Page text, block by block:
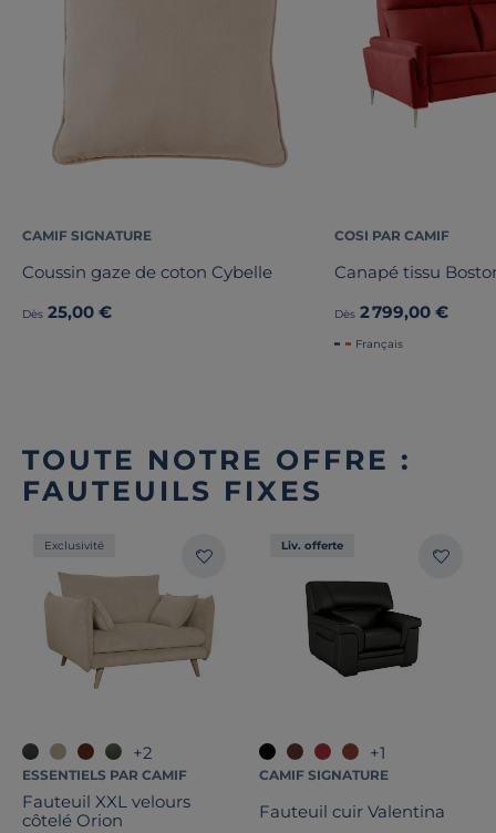
CAMIF SIGNATURE
Coussin gaze de coton Cybelle
Dès 25,00 €
COSI PAR CAMIF
Canapé tissu
Dès 2 799,00 €
Français
TOUTE NOTRE OFFRE :
FAUTEUILS FIXES
Exclusivité
+2
ESSENTIELS PAR CAMIF
Fauteuil XXL velours
côtelé Orion
Liv. offerte
+1
CAMIF SIGNATURE
Fauteuil cuir Valentina